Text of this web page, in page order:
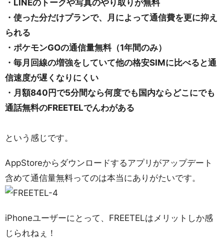
・LINEのトークや写真のやり取りが無料
・使った分だけプランで、月によって通信費を更に抑え
られる
・ポケモンGOの通信量無料（1年間のみ）
・毎月回線の増強をしていて他の格安SIMに比べると通
信速度が遅くなりにくい
・月額840円で5分間なら何度でも国内ならどこにでも
通話無料のFREETELでんわがある
という感じです。
AppStoreからダウンロードするアプリがアップデート
含めて通信量無料ってのは本当にありがたいです。
iPhoneユーザーにとって、FREETELはメリットしか感
じられねぇ！